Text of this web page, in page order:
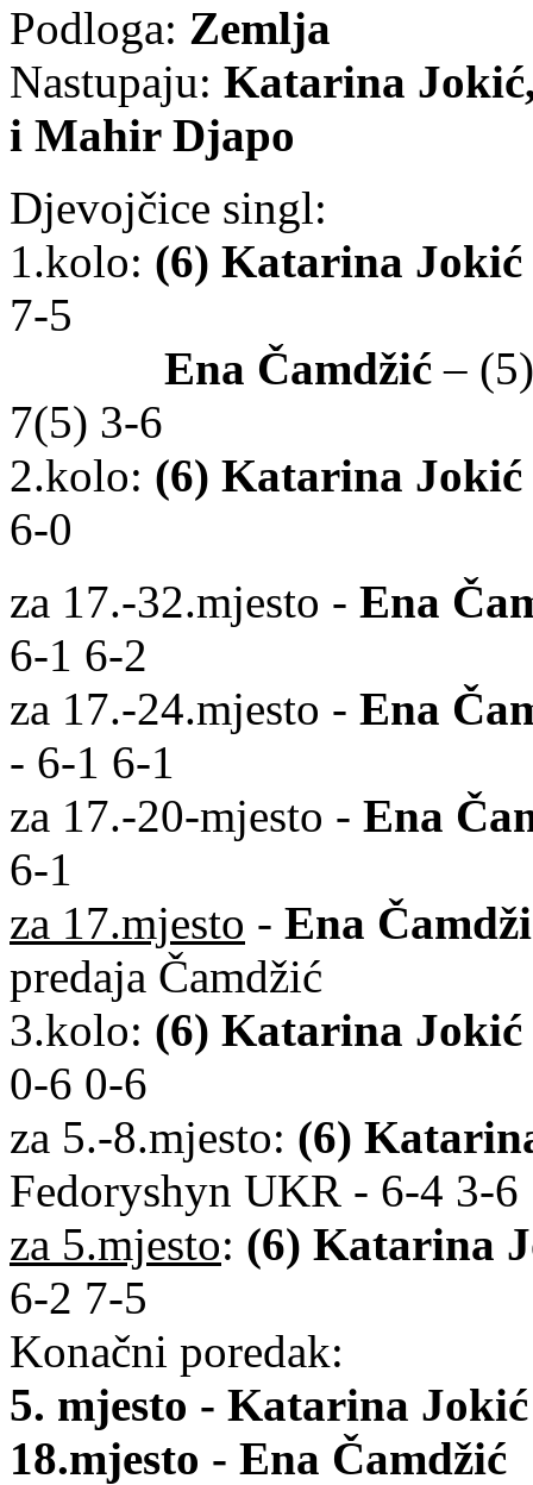
Podloga: Zemlja
Nastupaju: Katarina
i Mahir Djapo
Djevojčice singl:
1.kolo: (6) Katarina Jokić
7-5
Ena Čamdžić –
7(5) 3-6
2.kolo: (6) Katarina Jokić
6-0
za 17.-32.mjesto - Ena
6-1 6-2
za 17.-24.mjesto - Ena
- 6-1 6-1
za 17.-20-mjesto - Ena
6-1
za 17.mjesto - Ena
predaja Čamdžić
3.kolo: (6) Katarina
0-6 0-6
za 5.-8.mjesto: (6)
Fedoryshyn UKR - 6-4 3-6
za 5.mjesto: (6) Katarina
6-2 7-5
Konačni poredak:
5. mjesto - Katarina Jokić
18.mjesto - Ena Čamdžić